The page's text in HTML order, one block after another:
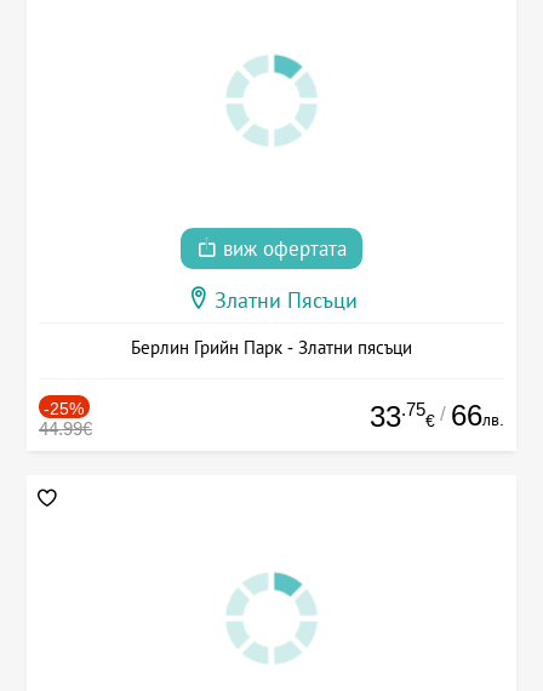
виж офертата
Златни Пясъци
Берлин Грийн Парк - Златни пясъци
-25%
44.99€ 33.75
€ / 66лв.